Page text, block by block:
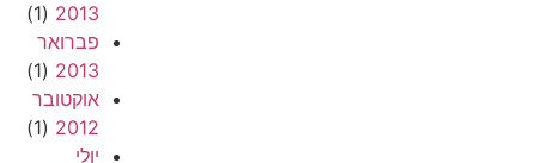
2013
(1)
פברואר
2013
(1)
אוקטובר
2012
(1)
יולי